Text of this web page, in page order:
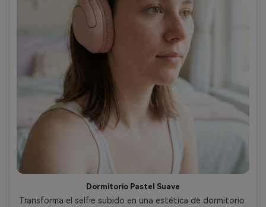
Dormitorio Pastel Suave
Transforma el selfie subido en una estética de dormitorio